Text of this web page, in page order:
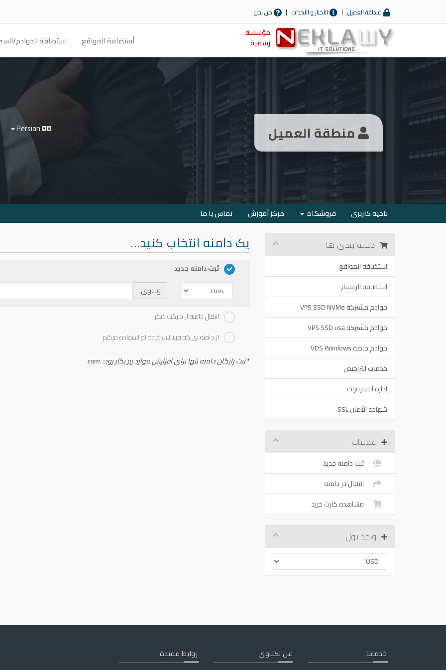
منطقة العميل الأخبار و الأحداث من نحن
مؤسسة
رسمية
أستضافة المواقع استضافة الخوادم/
منطقة العميل
ناحیه کاربری فروشگاه مرکز آموزش تماس با ما
دسته بندی ها
استضافة المواقع
استضافة الريسيلر
خوادم مشتركة VPS SSD NVMe
خوادم مشتركة VPS SSD usa
خوادم خاصة VDS Windows
خدمات التراخيص
إدارة السيرفرات
شهادة الأمان SSL
عملیات
ثبت دامنه جدید
انتقال در دامنه
مشاهده کارت خرید
واحد پول
یک دامنه انتخاب کنید...
ثبت دامنه جدید
وب‌وی.
انتقال دامنه از شرکت دیگر
از دامنه ای که قبلا ثبت کرده ام استفاده میکنم
*ثبت رایگان دامنه تنها برای افزایش موارد زیر بکار رود: .com
خدماتنا عن نكلاوى روابط مفيدة